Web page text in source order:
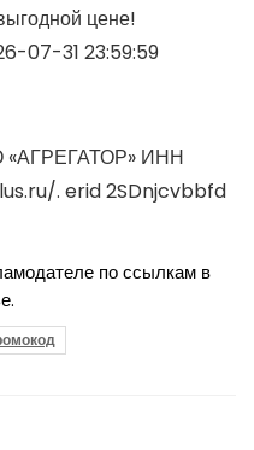
цене!
07-31 23:59:59
«АГРЕГАТОР» ИНН
. erid 2SDnjcvbbfd
по ссылкам в